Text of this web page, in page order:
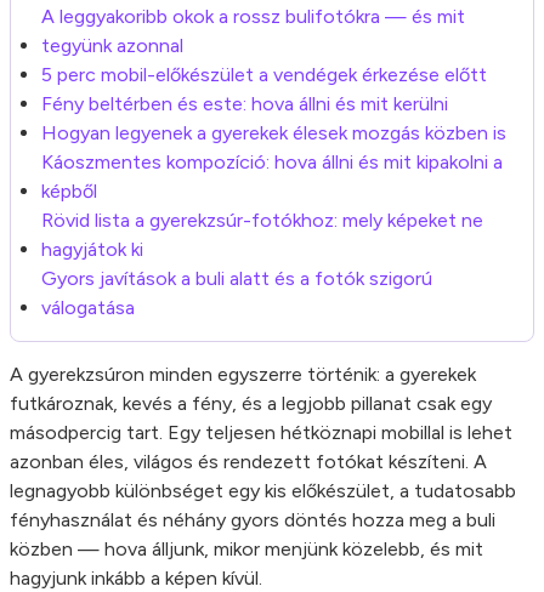
A leggyakoribb okok a rossz bulifotókra — és mit
tegyünk azonnal
5 perc mobil-előkészület a vendégek érkezése előtt
Fény beltérben és este: hova állni és mit kerülni
Hogyan legyenek a gyerekek élesek mozgás közben is
Káoszmentes kompozíció: hova állni és mit kipakolni a
képből
Rövid lista a gyerekzsúr-fotókhoz: mely képeket ne
hagyjátok ki
Gyors javítások a buli alatt és a fotók szigorú
válogatása
A gyerekzsúron minden egyszerre történik: a gyerekek
futkároznak, kevés a fény, és a legjobb pillanat csak egy
másodpercig tart. Egy teljesen hétköznapi mobillal is lehet
azonban éles, világos és rendezett fotókat készíteni. A
legnagyobb különbséget egy kis előkészület, a tudatosabb
fényhasználat és néhány gyors döntés hozza meg a buli
közben — hova álljunk, mikor menjünk közelebb, és mit
hagyjunk inkább a képen kívül.